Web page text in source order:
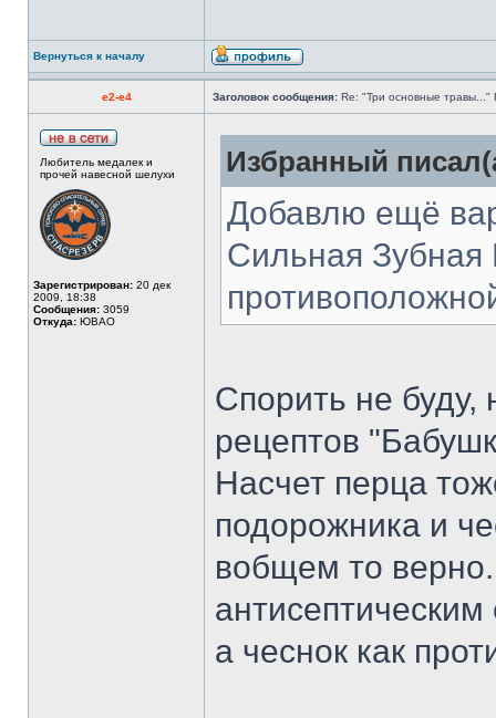
Вернуться к началу
e2-e4 Заголовок сообщения: Re: "Три основные травы..."
Любитель медалек и
прочей навесной шелухи
Зарегистрирован: 20 дек
2009, 18:38
Сообщения: 3059
Откуда: ЮВАО
Избранный
Добавлю ещё
Сильная Зубная
Спорить не буду,
рецептов
Насчет перца
подорожника и
вобщем то
а чеснок как